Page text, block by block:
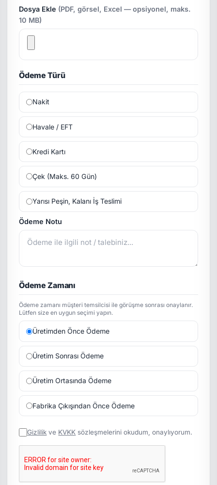
Dosya Ekle (PDF, görsel, Excel — opsiyonel, maks.
10 MB)
Ödeme Türü
Nakit
Havale / EFT
Kredi Kartı
Çek (Maks. 60 Gün)
Yarısı Peşin, Kalanı İş Teslimi
Ödeme Notu
Ödeme Zamanı
Ödeme zamanı müşteri temsilcisi ile görüşme sonrası onaylanır.
Lütfen size en uygun seçimi yapın.
Üretimden Önce Ödeme
Üretim Sonrası Ödeme
Üretim Ortasında Ödeme
Fabrika Çıkışından Önce Ödeme
Gizlilik ve KVKK sözleşmelerini okudum, onaylıyorum.